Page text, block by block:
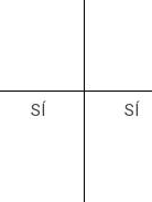
SÍ SÍ